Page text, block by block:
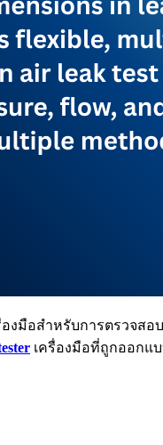
อสำหรับการตรวจส
เครื่องมือที่ถูกออกแ